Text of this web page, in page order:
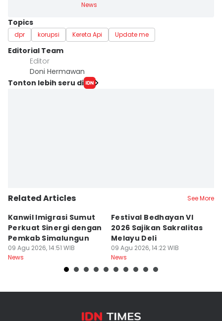
News
Topics
dpr korupsi Kereta Api Update me
Editorial Team
Editor
Doni Hermawan
Tonton lebih seru di
Related Articles See More
Kanwil Imigrasi Sumut
Perkuat Sinergi dengan
Pemkab Simalungun
09 Agu 2026, 14:51 WIB
News
Festival Bedhayan VI
2026 Sajikan Sakralitas
Melayu Deli
09 Agu 2026, 14:22 WIB
News